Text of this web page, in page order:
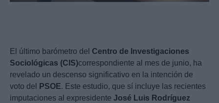
El último barómetro del Centro de Investigaciones
Sociológicas (CIS)correspondiente al mes de junio, ha
revelado un descenso significativo en la intención de
voto del
PSOE. Este estudio, que sí incluye las recientes
imputaciones al expresidente José Luis Rodríguez